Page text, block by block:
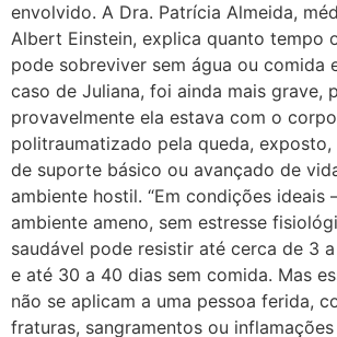
envolvido. A Dra. Patrícia Almeida,
Albert Einstein, explica quanto tempo
pode sobreviver sem água ou comida
caso de Juliana, foi ainda mais grave,
provavelmente ela estava com o
politraumatizado pela queda, exposto,
de suporte básico ou avançado de
ambiente hostil. “Em condições ideais
ambiente ameno, sem estresse
saudável pode resistir até cerca de 3
e até 30 a 40 dias sem comida. Mas
não se aplicam a uma pessoa ferida,
fraturas, sangramentos ou